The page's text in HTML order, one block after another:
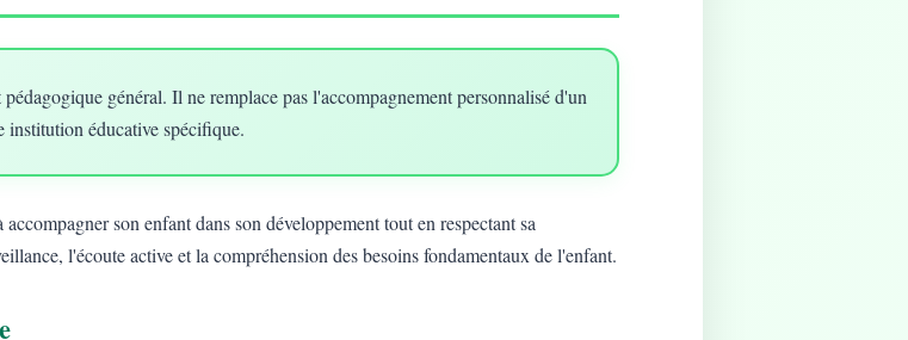
général. Il ne remplace pas l'accompagnement personnalisé d'un
institution éducative spécifique.
son enfant dans son développement tout en respectant sa
l'écoute active et la compréhension des besoins fondamentaux de l'enfant.